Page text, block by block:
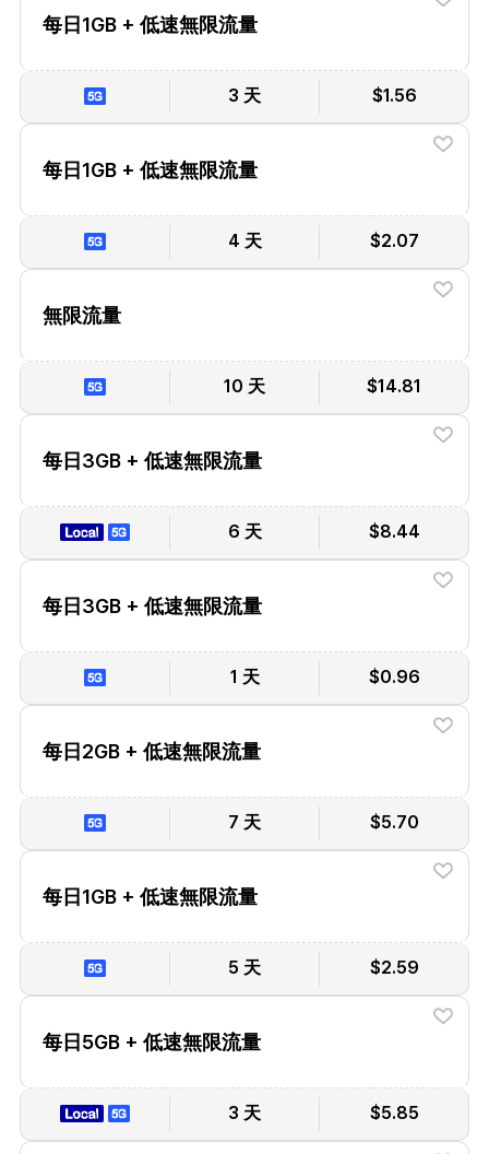
每日1GB + 低速無限流量
3 天 $1.56
每日1GB + 低速無限流量
4 天 $2.07
無限流量
10 天 $14.81
每日3GB + 低速無限流量
6 天 $8.44
每日3GB + 低速無限流量
1 天 $0.96
每日2GB + 低速無限流量
7 天 $5.70
每日1GB + 低速無限流量
5 天 $2.59
每日5GB + 低速無限流量
3 天 $5.85